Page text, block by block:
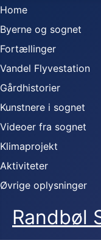
Home
Byerne og sognet
Fortællinger
Vandel Flyvestation
Gårdhistorier
Kunstnere i sognet
Videoer fra sognet
Klimaprojekt
Aktiviteter
Øvrige oplysninger
Randbøl